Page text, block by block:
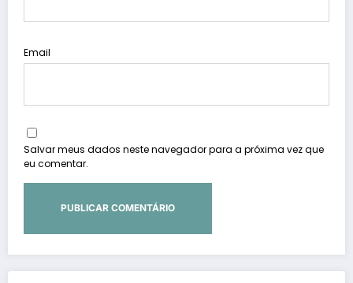
Email
Salvar meus dados neste navegador para a próxima vez que
eu comentar.